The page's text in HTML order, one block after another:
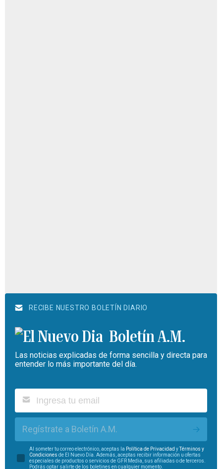
RECIBE NUESTRO BOLETÍN DIARIO
Boletín A.M.
Las noticias explicadas de forma sencilla y directa para
entender lo más importante del día.
Regístrate a Boletín A.M.
Al someter tu correo electrónico, aceptas la Política de Privacidad yTérminos y
Condiciones de El Nuevo Día. Además, aceptas recibir información u ofertas
especiales de productos o servicios de GFR Media, sus afiliadas o de terceros.
Podrás optar salirte de los boletines en cualquier momento.